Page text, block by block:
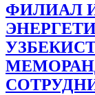
ФИЛИАЛ